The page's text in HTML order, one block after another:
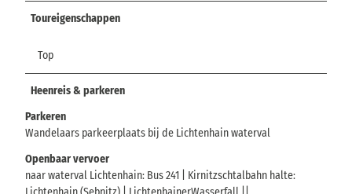
Toureigenschappen
Top
Heenreis & parkeren
Parkeren
Wandelaars parkeerplaats bij de Lichtenhain waterval
Openbaar vervoer
naar waterval Lichtenhain: Bus 241 | Kirnitzschtalbahn halte: